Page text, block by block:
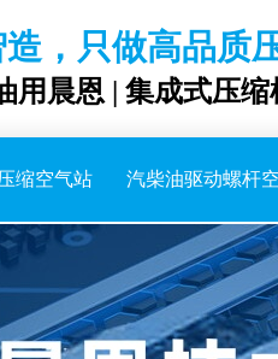
造，只做高品质
用晨恩 | 集成式压
缩空气站 汽柴油驱动螺杆